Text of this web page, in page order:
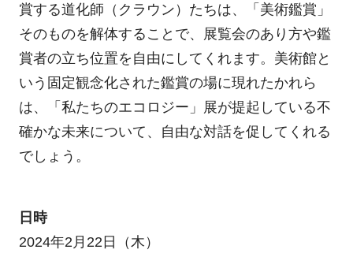
賞する道化師（クラウン）たちは、「美術鑑賞」
そのものを解体することで、展覧会のあり方や鑑
賞者の立ち位置を自由にしてくれます。美術館と
いう固定観念化された鑑賞の場に現れたかれら
は、「私たちのエコロジー」展が提起している不
確かな未来について、自由な対話を促してくれる
でしょう。
日時
2024年2月22日（木）